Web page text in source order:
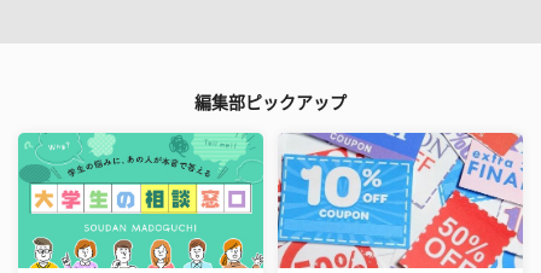
編集部ピックアップ